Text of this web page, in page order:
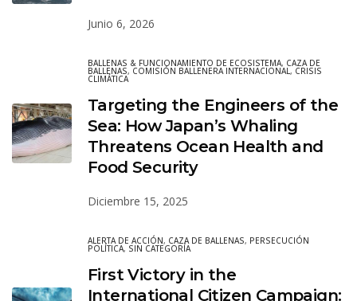
Junio 6, 2026
BALLENAS & FUNCIONAMIENTO DE ECOSISTEMA, CAZA DE
BALLENAS, COMISIÓN BALLENERA INTERNACIONAL, CRISIS
CLIMÁTICA
Targeting the Engineers of the
Sea: How Japan’s Whaling
Threatens Ocean Health and
Food Security
Diciembre 15, 2025
ALERTA DE ACCIÓN, CAZA DE BALLENAS, PERSECUCIÓN
POLÍTICA, SIN CATEGORÍA
First Victory in the
International Citizen Campaign: